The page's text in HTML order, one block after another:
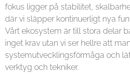
fokus ligger på stabilitet,
där vi släpper kontinuerligt nya
Vårt ekosystem är till stora delar
inget krav utan vi ser hellre att
systemutvecklingsförmåga och
verktyg och tekniker.